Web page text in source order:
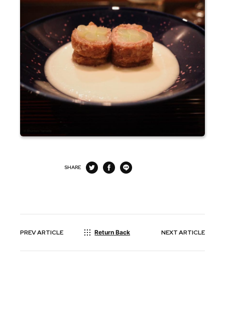
SHARE
PREVARTICLE Return Back NEXTARTICLE